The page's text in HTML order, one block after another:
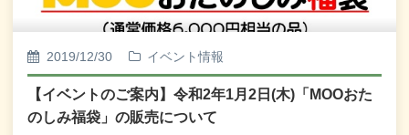
2019/12/30 イベント情報
【イベントのご案内】令和2年1月2日(木)「MOOおた
のしみ福袋」の販売について